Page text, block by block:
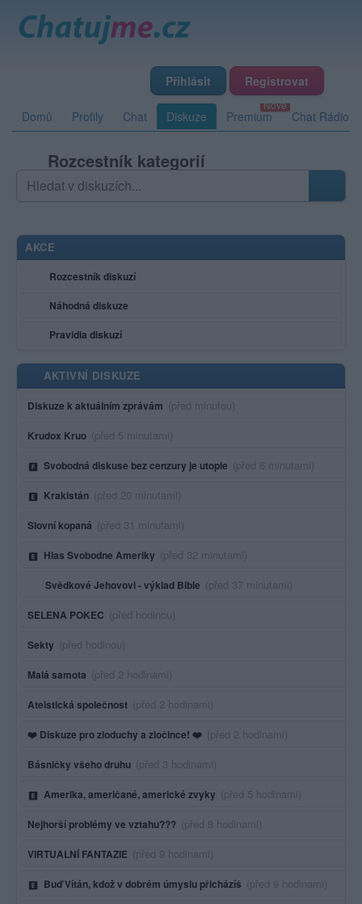
Přihlásit Registrovat
Domů Profily Chat Diskuze Premium Chat Rádio
Rozcestník kategorií
Hledat v diskuzích
AKCE
Rozcestník diskuzí
Náhodná diskuze
Pravidla diskuzí
AKTIVNÍ DISKUZE
Diskuze k aktuálním zprávám Poslední aktivita:
(před minutou)
Krudox Kruo Poslední aktivita:
(před 5 minutami)
Svobodná diskuse bez cenzury je utopie Poslední aktivita:
(před 6 minutami)
Krakistán Poslední aktivita:
(před 20 minutami)
Slovní kopaná Poslední aktivita:
(před 31 minutami)
Hlas Svobodne Ameriky Poslední aktivita:
(před 32 minutami)
Svědkové Jehovovi - výklad Bible Poslední aktivita:
(před 37 minutami)
SELENA POKEC Poslední aktivita:
(před hodinou)
Sekty Poslední aktivita:
(před hodinou)
Malá samota Poslední aktivita:
(před 2 hodinami)
Ateistická společnost Poslední aktivita:
(před 2 hodinami)
❤️ Diskuze pro zloduchy a zločince! ❤️ Poslední aktivita:
(před 2 hodinami)
Básničky všeho druhu Poslední aktivita:
(před 3 hodinami)
Amerika, američané, americké zvyky Poslední aktivita:
(před 5 hodinami)
Nejhorší problémy ve vztahu??? Poslední aktivita:
(před 8 hodinami)
VIRTUALNÍ FANTAZIE Poslední aktivita:
(před 9 hodinami)
Buď Vítán, kdož v dobrém úmyslu přicházíš Poslední aktivita:
(před 9 hodinami)